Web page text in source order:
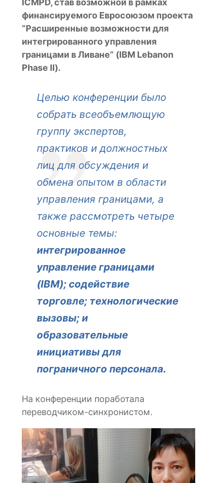
ICMPD, став возможной в рамках
финансируемого Евросоюзом проекта
“Расширенные возможности для
интегрированного управления
границами в Ливане” (IBM Lebanon
Phase II).
Целью конференции было
собрать всеобъемлющую
группу экспертов,
практиков и должностных
лиц для обсуждения и
обмена опытом в области
управления границами, а
также рассмотреть четыре
основные темы:
интегрированное
управление границами
(IBM); содействие
торговле; технологические
вызовы; и
образовательные
инициативы для
пограничного персонала.
На конференции поработала
переводчиком-синхронистом.